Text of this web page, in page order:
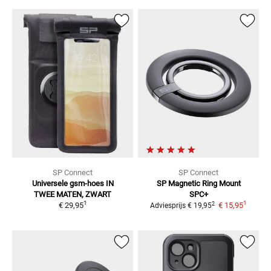
SP Connect
Universele gsm-hoes IN
TWEE MATEN, ZWART
€ 29,951
SP Connect
SP Magnetic Ring Mount
SPC+
Adviesprijs € 19,952 € 15,951